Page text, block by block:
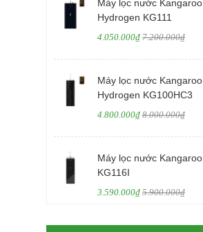
Máy lọc nước Kangaroo
Hydrogen KG111
4.050.000₫ 7.200.000₫
Máy lọc nước Kangaroo
Hydrogen KG100HC3
4.800.000₫ 8.000.000₫
Máy lọc nước Kangaroo
KG116I
3.590.000₫ 5.900.000₫